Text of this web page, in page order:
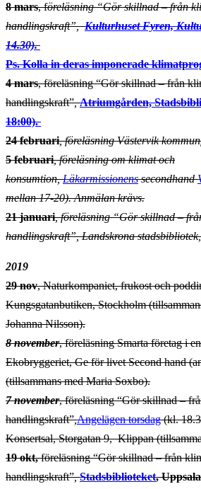
8 mars, föreläsning “Gör skillnad – från
handlingskraft”,Kulturhuset Fyren,
14.30).
Ps. Kolla in deras imponerade
4 mars, föreläsning “Gör skillnad – från
handlingskraft”,Atriumgården,
18:00).
24 februari, föreläsning Västervik
5 februari,föreläsning om klimat och
konsumtion,Läkarmissionenssecondhand
mellan 17-20). Anmälan krävs.
21 januari, föreläsning “Gör skillnad –
handlingskraft”, Landskrona
2019
29 nov, Naturkompaniet, frukost och
Kungsgatanbutiken, Stockholm
Johanna Nilsson).
8 november, föreläsning Smarta företag i
Ekobryggeriet, Ge för livet Second hand
(tillsammans med Maria Soxbo).
7 november, föreläsning “Gör skillnad –
handlingskraft”,Angelägen torsdag(kl.
Konsertsal, Storgatan 9, Klippan
19 okt,föreläsning “Gör skillnad – från
handlingskraft”,Stadsbiblioteket,